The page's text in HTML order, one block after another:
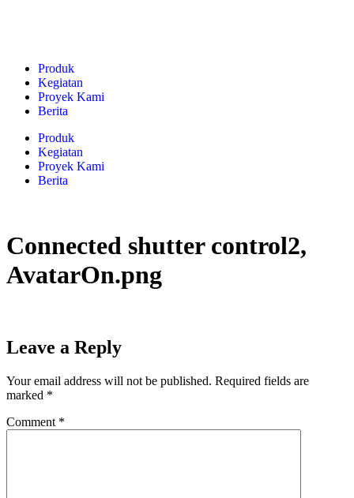
Produk
Kegiatan
Proyek Kami
Berita
Produk
Kegiatan
Proyek Kami
Berita
Connected shutter control2,
AvatarOn.png
Leave a Reply
Your email address will not be published. Required fields are
marked *
Comment *